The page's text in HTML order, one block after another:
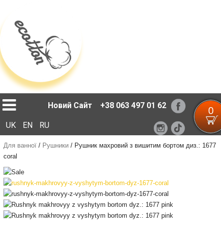
Новий Сайт +38 063 497 01 62 0
UK EN RU
Для ванної/ Рушники / Рушник махровий з вишитим бортом диз.: 1677
coral